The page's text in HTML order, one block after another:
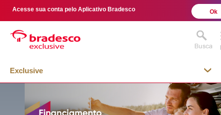
Exclusive
MAIS BUSCADOS SUAS BUSCAS RECENTES
Acesse sua conta pelo Aplicativo Bradesco Ok